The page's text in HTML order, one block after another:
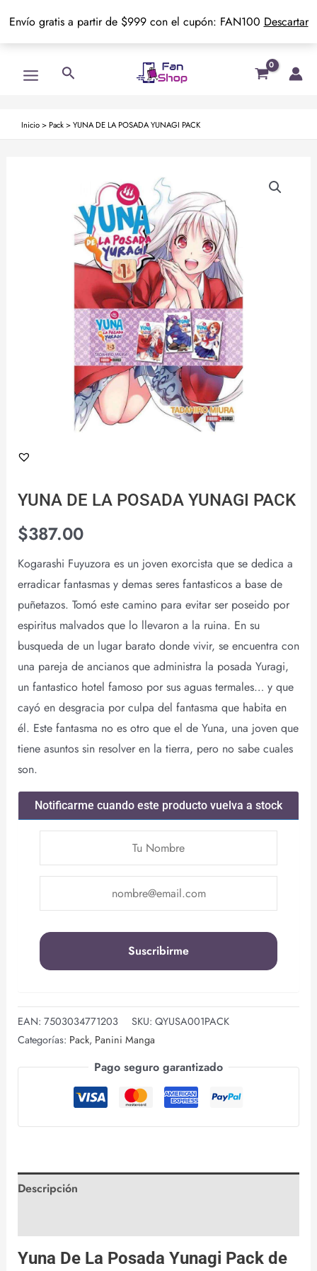
Envío gratis a partir de $999 con el cupón: FAN100 Descartar
Menu
Buscar
Inicio> Pack>YUNA DE LA POSADA YUNAGI PACK
YUNA DE LA POSADA YUNAGI PACK
$387.00
Kogarashi Fuyuzora es un joven exorcista que se dedica a
erradicar fantasmas y demas seres fantasticos a base de
puñetazos. Tomó este camino para evitar ser poseido por
espiritus malvados que lo llevaron a la ruina. En su
busqueda de un lugar barato donde vivir, se encuentra con
una pareja de ancianos que administra la posada Yuragi,
un fantastico hotel famoso por sus aguas termales… y que
cayó en desgracia por culpa del fantasma que habita en
él. Este fantasma no es otro que el de Yuna, una joven que
tiene asuntos sin resolver en la tierra, pero no sabe cuales
son.
Notificarme cuando este producto vuelva a stock
EAN: 7503034771203 SKU: QYUSA001PACK
Categorías: Pack, Panini Manga
Pago seguro garantizado
Descripción
Yuna De La Posada Yunagi Pack de